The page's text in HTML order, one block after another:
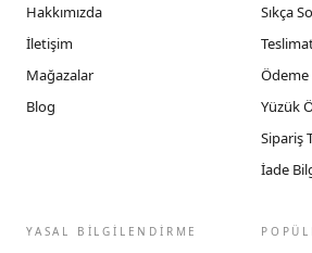
Hakkımızda
İletişim
Mağazalar
Blog
Sıkça
Ödeme
Yüzük
Sipariş
İade
YASAL BİLGİLENDİRME